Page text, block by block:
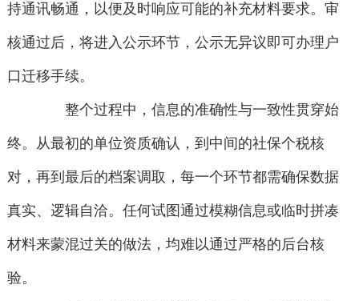
持通讯畅通，以便及时响应可能的补充材料要求。审
核通过后，将进入公示环节，公示无异议即可办理户
口迁移手续。
整个过程中，信息的准确性与一致性贯穿始
终。从最初的单位资质确认，到中间的社保个税核
对，再到最后的档案调取，每一个环节都需确保数据
真实、逻辑自洽。任何试图通过模糊信息或临时拼凑
材料来蒙混过关的做法，均难以通过严格的后台核
验。